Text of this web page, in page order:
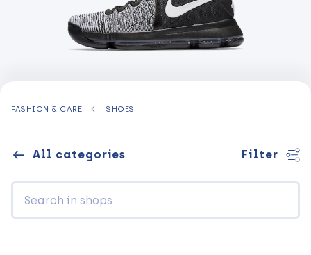
FASHION & CARE SHOES
All categories Filter